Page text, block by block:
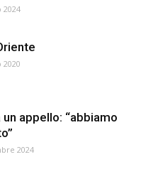
2024
2020
appello: “abbiamo
2024